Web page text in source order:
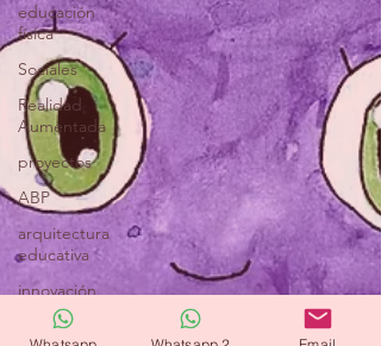
educación
física
Sociales
Realidad
Aumentada
proyectos
ABP
arquitectura
educativa
innovación
creatividad